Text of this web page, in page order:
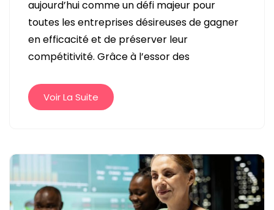
QUE
ZEENDOC
ET
COMMENT
DOCUMENTAIRE
?
aujourd’hui comme un défi majeur pour
toutes les entreprises désireuses de gagner
en efficacité et de préserver leur
compétitivité. Grâce à l’essor des
Voir La Suite